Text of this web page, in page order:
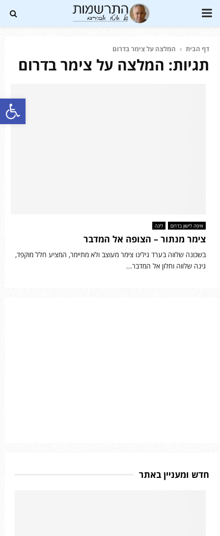
פתח סרגל נגישות
PRIMARY
דף הבית המלצה על צימר בדרום
תגיות: המלצה על צימר בדרום
איפה לישון בדרום לינה
צימר מנתור – הצופה אל המדבר
בשכונה שלווה בערד גילינו צימר מעוצב ולא מתיימר, המציע חלל מוקפד,
גינה שלווה וחלון אל המדבר...
חדש ומעניין באתר